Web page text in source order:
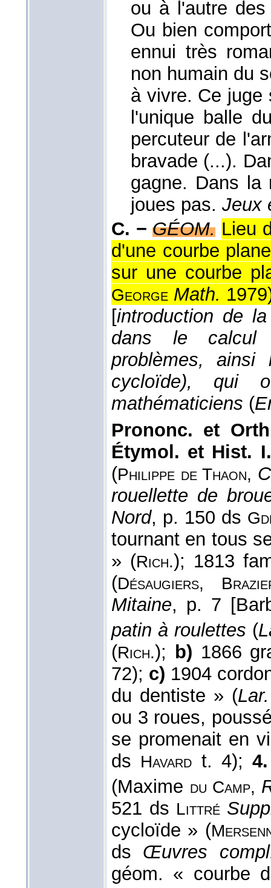
ou à l'autre
Ou bien
ennui très
non humain du
à vivre. Ce juge
l'unique balle
percuteur de
bravade (...).
gagne. Dans la
joues pas. Jeux
C. − GÉOM. Lieu
d'une courbe
sur une courbe
George Math. 1979
[introduction de
dans le calcul
problèmes,
cycloïde), qui
mathématiciens (
Prononc. et
Étymol. et Hist.
(Philippe de Thaon,
rouellette de
Nord, p. 150 ds
tournant en tous
» (Rich.); 1813
(Désaugiers,
Mitaine, p. 7
patin à roulettes (
(Rich.); b) 1866
72); c) 1904
du dentiste » (
ou 3 roues,
se promenait en
ds Havard t. 4);4.
(Maxime du Camp,
521 ds Littré
cycloïde » (
ds Œuvres
géom. « courbe